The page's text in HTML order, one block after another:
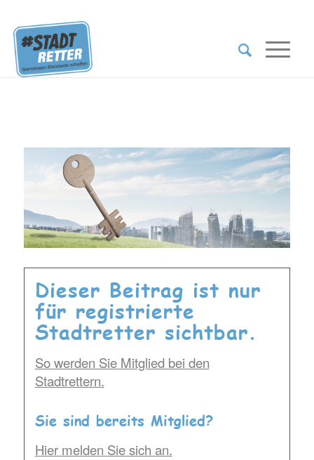
Dieser Beitrag ist nur
für registrierte
Stadtretter sichtbar.
So werden Sie Mitglied bei den
Stadtrettern.
Sie sind bereits Mitglied?
Hier melden Sie sich an.